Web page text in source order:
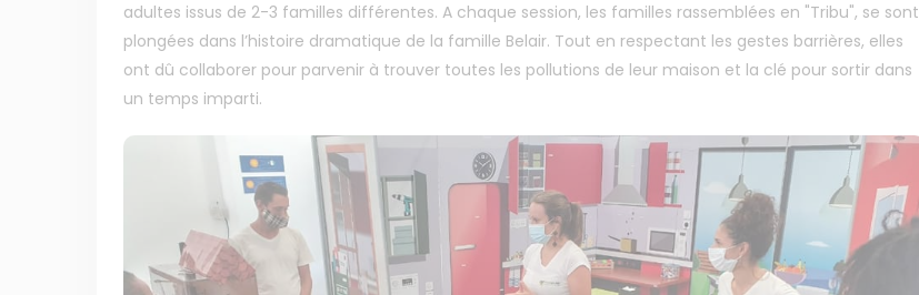
adultes issus de 2-3 familles différentes. A chaque session, les familles rassemblées en "Tribu", se sont
plongées dans l’histoire dramatique de la famille Belair. Tout en respectant les gestes barrières, elles
ont dû collaborer pour parvenir à trouver toutes les pollutions de leur maison et la clé pour sortir dans
un temps imparti.